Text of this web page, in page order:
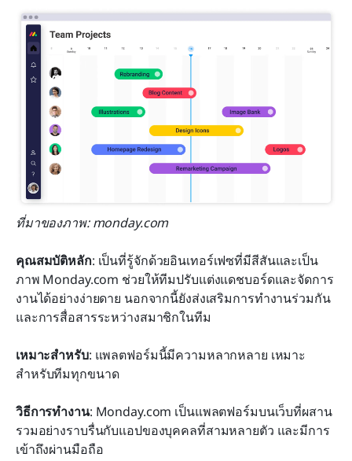
ที่มาของภาพ: monday.com
คุณสมบัติหลัก: เป็นที่รู้จักด้วยอินเทอร์เฟซที่มีสีสันและเป็น
ภาพ Monday.com ช่วยให้ทีมปรับแต่งแดชบอร์ดและจัดการ
งานได้อย่างง่ายดาย นอกจากนี้ยังส่งเสริมการทำงานร่วมกัน
และการสื่อสารระหว่างสมาชิกในทีม
เหมาะสำหรับ: แพลตฟอร์มนี้มีความหลากหลาย เหมาะ
สำหรับทีมทุกขนาด
วิธีการทำงาน: Monday.com เป็นแพลตฟอร์มบนเว็บที่ผสาน
รวมอย่างราบรื่นกับแอปของบุคคลที่สามหลายตัว และมีการ
เข้าถึงผ่านมือถือ